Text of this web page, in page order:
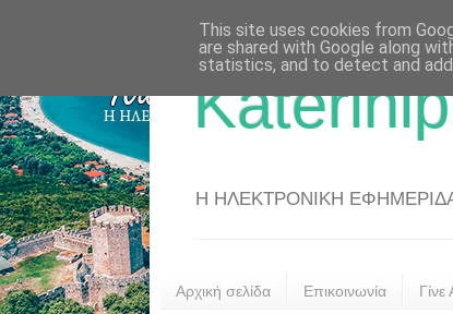
Η ΗΛΕΚΤΡΟΝΙΚΗ
Αρχική σελίδα Επικοινωνία
This site uses cookies from
are shared with Google along
statistics, and to detect and